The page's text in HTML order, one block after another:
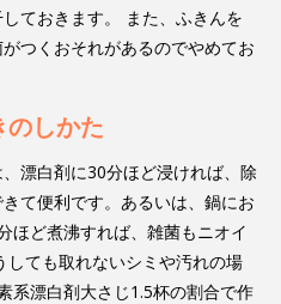
ておきます。 また、ふきんを
つくおそれがあるのでやめてお
のしかた
漂白剤に30分ほど浸ければ、除
て便利です。あるいは、鍋にお
ほど煮沸すれば、雑菌もニオイ
しても取れないシミや汚れの場
系漂白剤大さじ1.5杯の割合で作